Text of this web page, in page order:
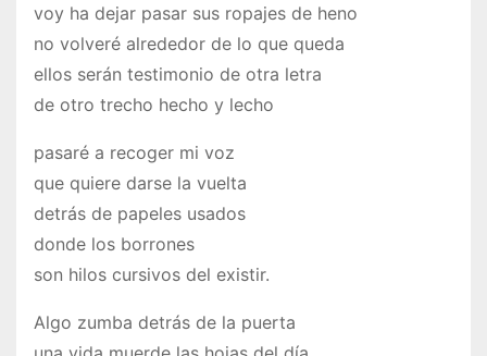
voy ha dejar pasar sus ropajes de heno
no volveré alrededor de lo que queda
ellos serán testimonio de otra letra
de otro trecho hecho y lecho
pasaré a recoger mi voz
que quiere darse la vuelta
detrás de papeles usados
donde los borrones
son hilos cursivos del existir.
Algo zumba detrás de la puerta